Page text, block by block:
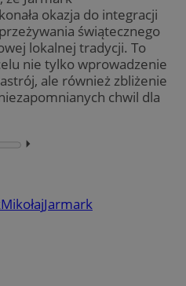
okazja do integracji
świątecznego
lokalnej tradycji. To
nie tylko wprowadzenie
ale również zbliżenie
chwil dla
⏵︎
MikołajJarmark